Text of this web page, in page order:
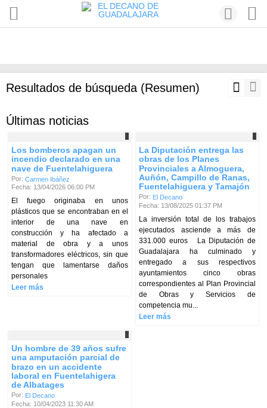
Resultados de búsqueda (Resumen)
Últimas noticias
Los bomberos apagan un
incendio declarado en una
nave de Fuentelahiguera
Por:Carmen Ibáñez
Fecha: 13/04/2026 06:00 PM
El fuego originaba en unos
plásticos que se encontraban en el
interior de una nave en
construcción y ha afectado a
material de obra y a unos
transformadores eléctricos, sin que
tengan que lamentarse daños
personales
Leer más
La Diputación entrega las
obras de los Planes
Provinciales a Almoguera,
Auñón, Campillo de Ranas,
Fuentelahiguera y Tamajón
Por: El Decano
Fecha: 13/08/2025 01:37 PM
La inversión total de los trabajos
ejecutados asciende a más de
331.000 euros La Diputación de
Guadalajara ha culminado y
entregado a sus respectivos
ayuntamientos cinco obras
correspondientes al Plan Provincial
de Obras y Servicios de
competencia mu...
Leer más
Un hombre de 39 años sufre
una amputación parcial de
brazo en un accidente
laboral en Fuentelahigera
de Albatages
Por: El Decano
Fecha: 10/04/2023 11:30 AM